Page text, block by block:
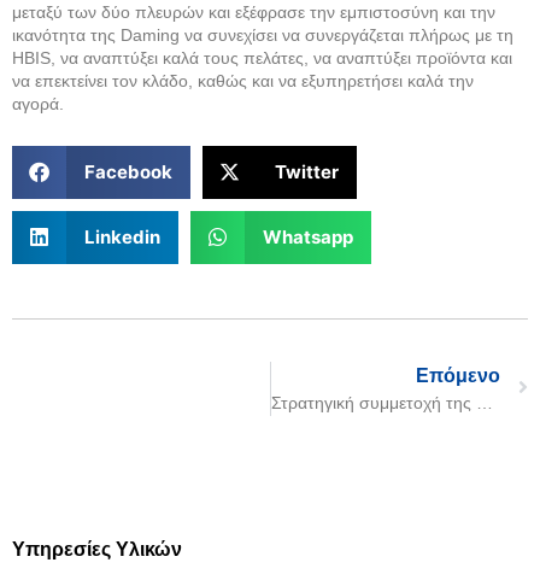
μεταξύ των δύο πλευρών και εξέφρασε την εμπιστοσύνη και την
ικανότητα της Daming να συνεχίσει να συνεργάζεται πλήρως με τη
HBIS, να αναπτύξει καλά τους πελάτες, να αναπτύξει προϊόντα και
να επεκτείνει τον κλάδο, καθώς και να εξυπηρετήσει καλά την
αγορά.
Facebook Twitter
Linkedin Whatsapp
Επόμενο
Υπηρεσίες Υλικών